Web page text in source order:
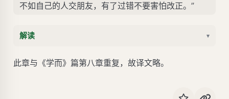
不如自己的人交朋友，有了过错不要害怕改正。”
解读 ▾
此章与《学而》篇第八章重复，故译文略。